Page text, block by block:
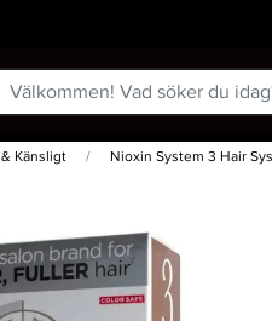
Känsligt Nioxin System 3 Hair